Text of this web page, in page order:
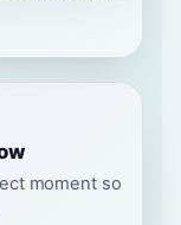
moment so